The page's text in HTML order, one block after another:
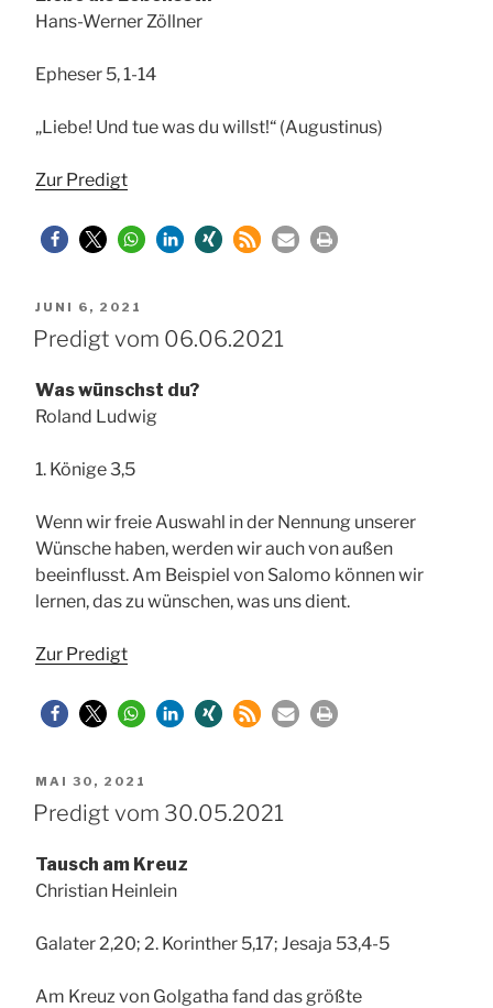
Hans-Werner Zöllner
Epheser 5, 1-14
„Liebe! Und tue was du willst!“ (Augustinus)
Zur Predigt
VERÖFFENTLICHT
AM
JUNI 6, 2021
Predigt vom 06.06.2021
Was wünschst du?
Roland Ludwig
1. Könige 3,5
Wenn wir freie Auswahl in der Nennung unserer
Wünsche haben, werden wir auch von außen
beeinflusst. Am Beispiel von Salomo können wir
lernen, das zu wünschen, was uns dient.
Zur Predigt
VERÖFFENTLICHT
AM
MAI 30, 2021
Predigt vom 30.05.2021
Tausch am Kreuz
Christian Heinlein
Galater 2,20; 2. Korinther 5,17; Jesaja 53,4-5
Am Kreuz von Golgatha fand das größte